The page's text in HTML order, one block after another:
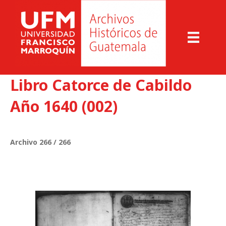
Libro Catorce de Cabildo
Año 1640 (002)
Archivo 266 / 266